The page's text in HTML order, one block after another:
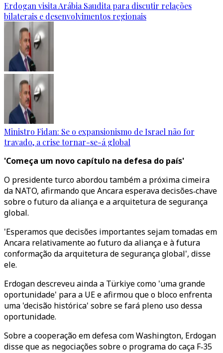
Erdogan visita Arábia Saudita para discutir relações
bilaterais e desenvolvimentos regionais
Ministro Fidan: Se o expansionismo de Israel não for
travado, a crise tornar-se-á global
'Começa um novo capítulo na defesa do país'
O presidente turco abordou também a próxima cimeira
da NATO, afirmando que Ancara esperava decisões‑chave
sobre o futuro da aliança e a arquitetura de segurança
global.
'Esperamos que decisões importantes sejam tomadas em
Ancara relativamente ao futuro da aliança e à futura
conformação da arquitetura de segurança global', disse
ele.
Erdogan descreveu ainda a Türkiye como 'uma grande
oportunidade' para a UE e afirmou que o bloco enfrenta
uma 'decisão histórica' sobre se fará pleno uso dessa
oportunidade.
Sobre a cooperação em defesa com Washington, Erdogan
disse que as negociações sobre o programa do caça F‑35